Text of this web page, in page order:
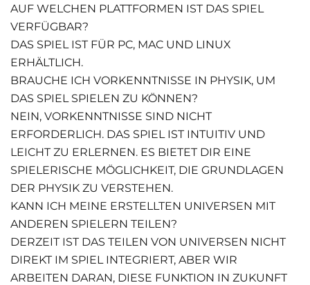
AUF WELCHEN PLATTFORMEN IST DAS SPIEL
VERFÜGBAR?
DAS SPIEL IST FÜR PC, MAC UND LINUX
ERHÄLTLICH.
BRAUCHE ICH VORKENNTNISSE IN PHYSIK, UM
DAS SPIEL SPIELEN ZU KÖNNEN?
NEIN, VORKENNTNISSE SIND NICHT
ERFORDERLICH. DAS SPIEL IST INTUITIV UND
LEICHT ZU ERLERNEN. ES BIETET DIR EINE
SPIELERISCHE MÖGLICHKEIT, DIE GRUNDLAGEN
DER PHYSIK ZU VERSTEHEN.
KANN ICH MEINE ERSTELLTEN UNIVERSEN MIT
ANDEREN SPIELERN TEILEN?
DERZEIT IST DAS TEILEN VON UNIVERSEN NICHT
DIREKT IM SPIEL INTEGRIERT, ABER WIR
ARBEITEN DARAN, DIESE FUNKTION IN ZUKUNFT